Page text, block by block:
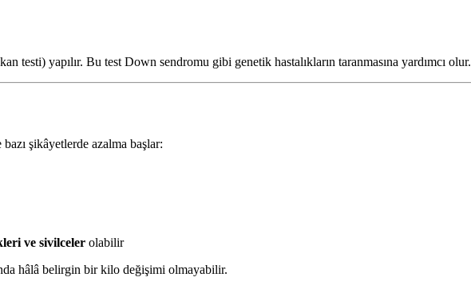
testi) yapılır. Bu test Down sendromu gibi genetik hastalıkların taranmasına yardımcı olur.
şikâyetlerde azalma başlar:
ve sivilceler olabilir
hâlâ belirgin bir kilo değişimi olmayabilir.